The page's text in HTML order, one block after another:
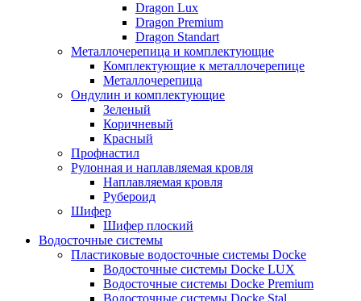
Dragon Lux
Dragon Premium
Dragon Standart
Металлочерепица и комплектующие
Комплектующие к металлочерепице
Металлочерепица
Ондулин и комплектующие
Зеленый
Коричневый
Красный
Профнастил
Рулонная и наплавляемая кровля
Наплавляемая кровля
Рубероид
Шифер
Шифер плоский
Водосточные системы
Пластиковые водосточные системы Docke
Водосточные системы Docke LUX
Водосточные системы Docke Premium
Водосточные системы Docke Stal